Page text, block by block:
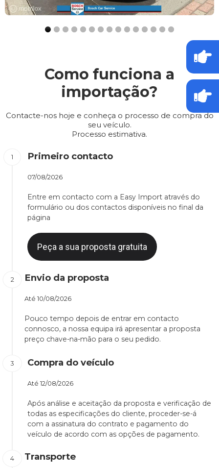
Como funciona a
importação?
Contacte-nos hoje e conheça o processo de compra do
seu veículo.
Processo estimativa.
Primeiro contacto
07/08/2026
Entre em contacto com a Easy Import através do
formulário ou dos contactos disponíveis no final da
página
Peça a sua proposta gratuita
Envio da proposta
Até 10/08/2026
Pouco tempo depois de entrar em contacto
connosco, a nossa equipa irá apresentar a proposta
preço chave-na-mão para o seu pedido.
Compra do veículo
Até 12/08/2026
Após análise e aceitação da proposta e verificação de
todas as especificações do cliente, proceder-se-á
com a assinatura do contrato e pagamento do
veículo de acordo com as opções de pagamento.
Transporte